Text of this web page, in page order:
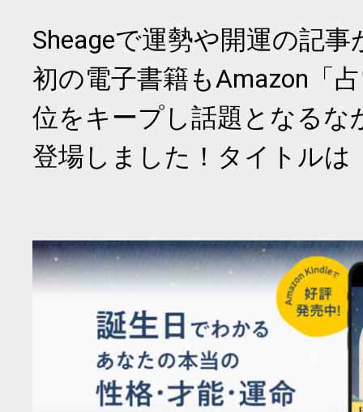
Sheageで運勢や開運の記
初の電子書籍もAmazon「
位をキープし話題となるな
登場しました！タイトルは